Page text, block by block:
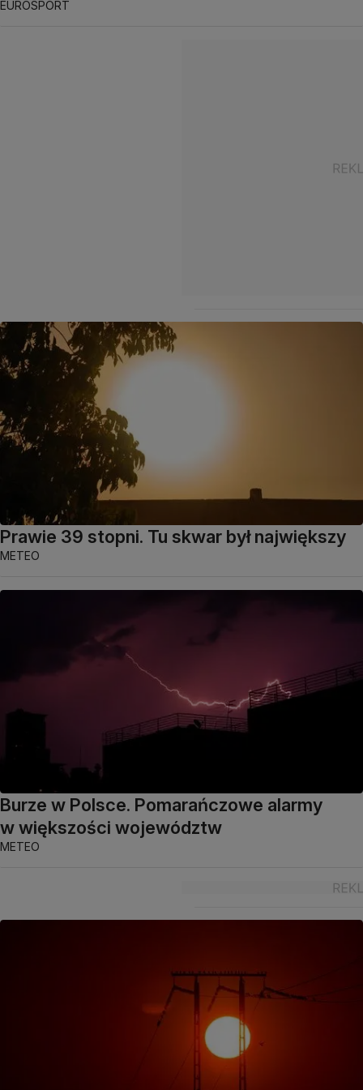
EUROSPORT
Prawie 39 stopni. Tu skwar był największy
METEO
Burze w Polsce. Pomarańczowe alarmy
w większości województw
METEO